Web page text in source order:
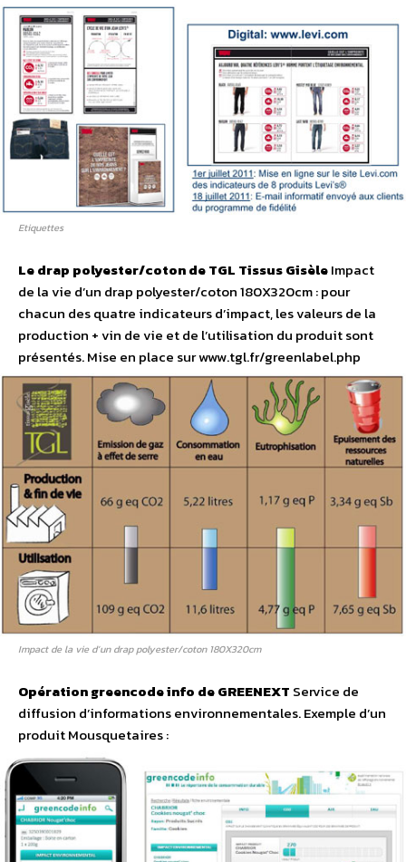
Etiquettes
Le drap polyester/coton de TGL Tissus GisèleImpact
de la vie d’un drap polyester/coton 180X320cm : pour
chacun des quatre indicateurs d’impact, les valeurs de la
production + vin de vie et de l’utilisation du produit sont
présentés. Mise en place sur www.tgl.fr/greenlabel.php
Impact de la vie d’un drap polyester/coton 180X320cm
Opération greencode info de GREENEXT Service de
diffusion d’informations environnementales. Exemple d’un
produit Mousquetaires :